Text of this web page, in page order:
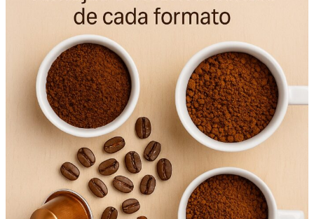
inconvenientes
formato